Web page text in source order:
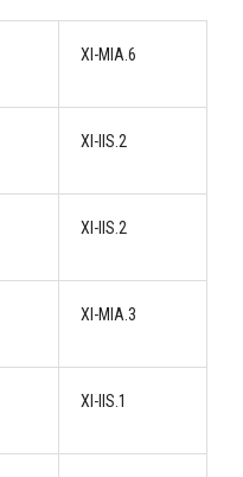
XI-MIA.6
XI-IIS.2
XI-IIS.2
XI-MIA.3
XI-IIS.1